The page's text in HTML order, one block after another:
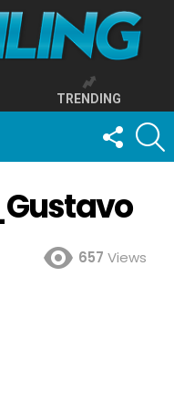
TRENDING
FOLLOW
US
657 Views